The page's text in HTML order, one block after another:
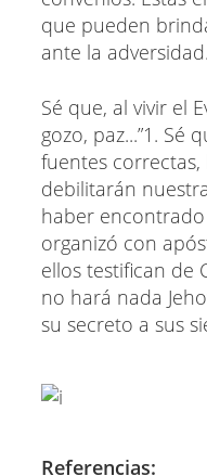
que pueden
ante la adversidad.
Sé que, al vivir el
gozo, paz...”1. Sé
fuentes
debilitarán
haber encontrado
organizó con
ellos testifican de
no hará nada
su secreto a sus
Referencias: